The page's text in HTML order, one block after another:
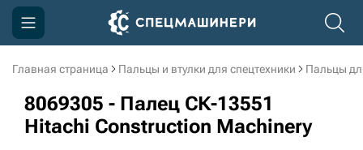
Главная страница Пальцы и втулки для спецтехники Пальцы
8069305 - Палец СК-13551
Hitachi Construction Machinery
Компания
Акции